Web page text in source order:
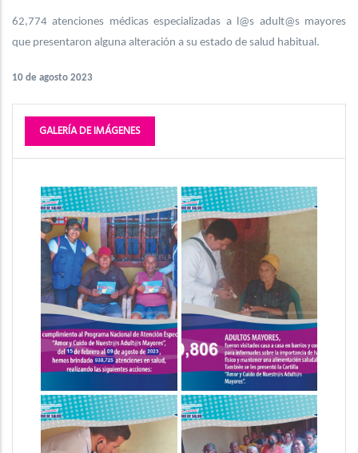
62,774 atenciones médicas especializadas a l@s adult@s mayores
que presentaron alguna alteración a su estado de salud habitual.
10 de agosto 2023
GALERÍA DE IMÁGENES